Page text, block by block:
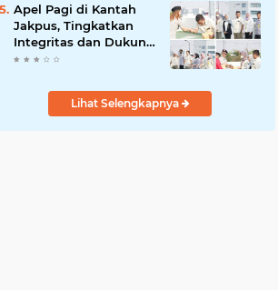
Apel Pagi di Kantah
Jakpus, Tingkatkan
Integritas dan Dukung
WBK
Lihat Selengkapnya